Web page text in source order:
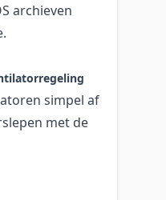
archieven
simpel af
met de